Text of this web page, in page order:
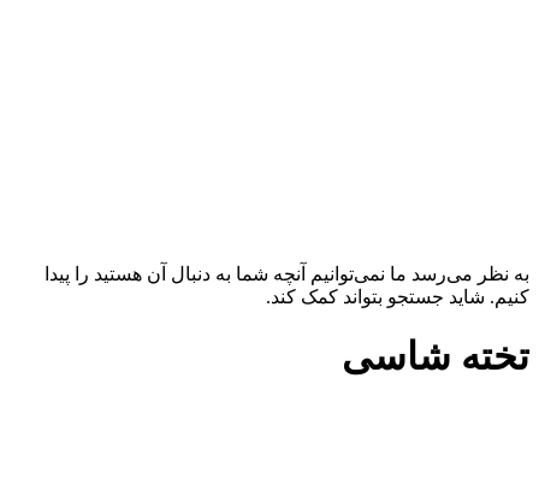
به نظر می‌رسد ما نمی‌توانیم آنچه شما به دنبال آن هستید را پیدا
کنیم. شاید جستجو بتواند کمک کند.
تخته شاسی